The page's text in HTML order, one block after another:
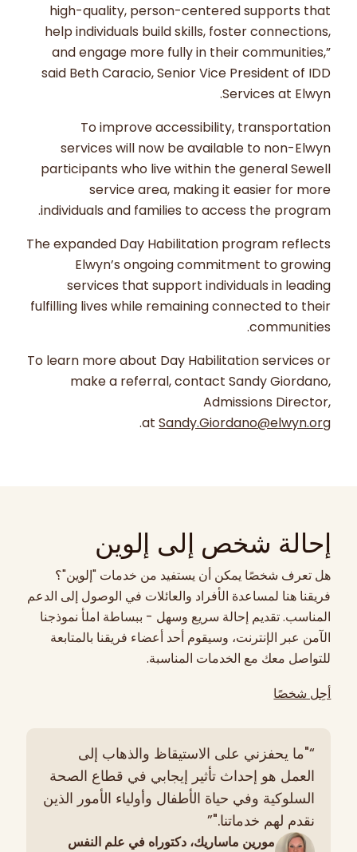
high-quality, person-centered supports that
help individuals build skills, foster connections,
and engage more fully in their communities,”
said Beth Caracio, Senior Vice President of IDD
Services at Elwyn.
To improve accessibility, transportation
services will now be available to non-Elwyn
participants who live within the general Sewell
service area, making it easier for more
individuals and families to access the program.
The expanded Day Habilitation program reflects
Elwyn’s ongoing commitment to growing
services that support individuals in leading
fulfilling lives while remaining connected to their
communities.
To learn more about Day Habilitation services or
make a referral, contact Sandy Giordano,
Admissions Director,
atSandy.Giordano@elwyn.org
.
إحالة شخص إلى إلوين
هل تعرف شخصًا يمكن أن يستفيد من خدمات "إلوين"؟
فريقنا هنا لمساعدة الأفراد والعائلات في الوصول إلى الدعم
المناسب. تقديم إحالة سريع وسهل - ببساطة املأ نموذجنا
الآمن عبر الإنترنت، وسيقوم أحد أعضاء فريقنا بالمتابعة
للتواصل معك مع الخدمات المناسبة.
أحِل شخصًا
“"ما يحفزني على الاستيقاظ والذهاب إلى
العمل هو إحداث تأثير إيجابي في قطاع الصحة
السلوكية وفي حياة الأطفال وأولياء الأمور الذين
نقدم لهم خدماتنا."”
مورين ماساريك، دكتوراه في علم النفس